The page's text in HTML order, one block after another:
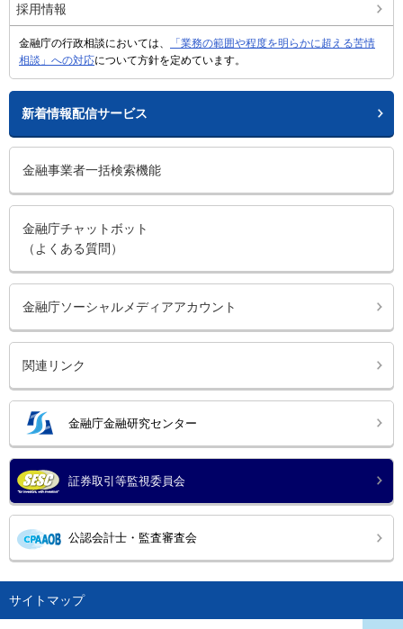
採用情報
金融庁の行政相談においては、
「業務の範囲や程度を明らかに超える苦情
相談」への対応について方針を定めています。
新着情報配信サービス
金融事業者一括検索機能
金融庁チャットボット
（よくある質問）
金融庁ソーシャルメディアアカウント
関連リンク
金融庁金融研究センター
証券取引等監視委員会
公認会計士・監査審査会
サイトマップ